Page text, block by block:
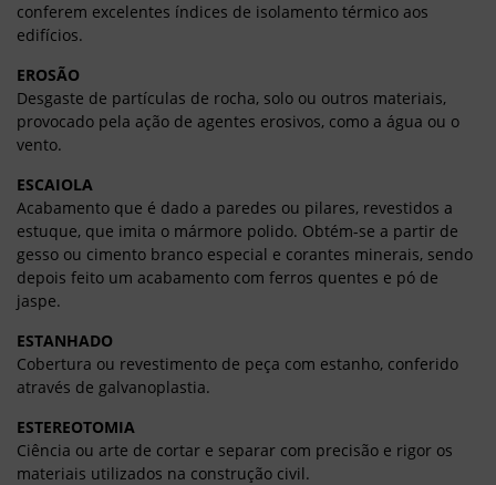
conferem excelentes índices de isolamento térmico aos
edifícios.
EROSÃO
Desgaste de partículas de rocha, solo ou outros materiais,
provocado pela ação de agentes erosivos, como a água ou o
vento.
ESCAIOLA
Acabamento que é dado a paredes ou pilares, revestidos a
estuque, que imita o mármore polido. Obtém-se a partir de
gesso ou cimento branco especial e corantes minerais, sendo
depois feito um acabamento com ferros quentes e pó de
jaspe.
ESTANHADO
Cobertura ou revestimento de peça com estanho, conferido
através de galvanoplastia.
ESTEREOTOMIA
Ciência ou arte de cortar e separar com precisão e rigor os
materiais utilizados na construção civil.